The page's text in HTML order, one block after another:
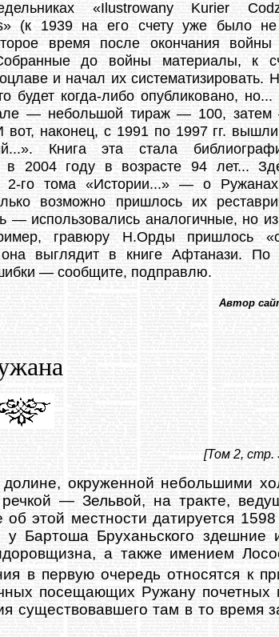
«Ilustrowany Kurier
(к 1939 на его счету уже было
время после окончания войны
до войны материалы, к
и начал их систематизировать.
будет когда-либо опубликовано, но...
— небольшой тираж — 100,
наконец, с 1991 по 1997 гг.
Книга эта стала
в 2004 году в возрасте 94 лет...
2-го тома «Истории...» — о
возможно пришлось их
— использовались аналогичные, но
гравюру Н.Орды пришлось
выглядит в книге Афтанази. По
— сообщите, подправлю.
Автор
[Том 2, стр.
окруженной небольшими
— Зельвой, на тракте,
этой местности датируется 1598
Бартоша Бруханьского здешние
а также имением
в первую очередь относятся к
посещающих Ружану почетных
существовавшего там в то время